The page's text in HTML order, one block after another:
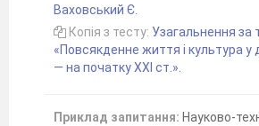
Ваховський Є.
Копія з тесту: Узагальнення за
«Повсякденне життя і культура у
— на початку XXI ст.».
Приклад запитання: Науково-